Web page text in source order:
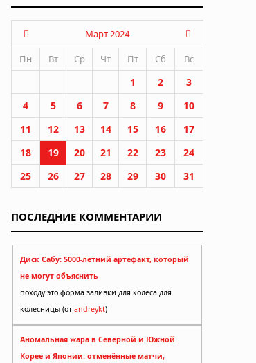
Март 2024
Пн
Вт Ср Чт Пт Сб Вс
1 2
3
4
5 6 7 8 9
10
11
12 13 14 15 16
17
18
19 20 21 22 23
24
25
26 27 28 29 30 31
ПОСЛЕДНИЕ КОММЕНТАРИИ
Диск Сабу: 5000-летний артефакт, который
не могут объяснить
походу это форма заливки для колеса для
колесницы (от andreykt)
Аномальная жара в Северной и Южной
Корее и Японии: отменённые матчи,